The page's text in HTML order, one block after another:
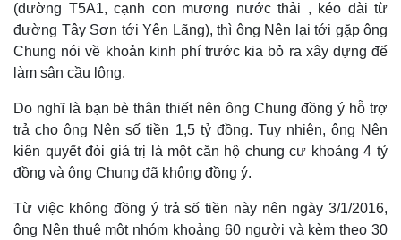
(đường T5A1, cạnh con mương nước thải , kéo dài từ
đường Tây Sơn tới Yên Lãng), thì ông Nên lại tới gặp ông
Chung nói về khoản kinh phí trước kia bỏ ra xây dựng để
làm sân cầu lông.
Do nghĩ là bạn bè thân thiết nên ông Chung đồng ý hỗ trợ
trả cho ông Nên số tiền 1,5 tỷ đồng. Tuy nhiên, ông Nên
kiên quyết đòi giá trị là một căn hộ chung cư khoảng 4 tỷ
đồng và ông Chung đã không đồng ý.
Từ việc không đồng ý trả số tiền này nên ngày 3/1/2016,
ông Nên thuê một nhóm khoảng 60 người và kèm theo 30